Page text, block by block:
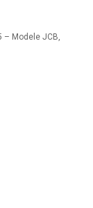
– Modele JCB,